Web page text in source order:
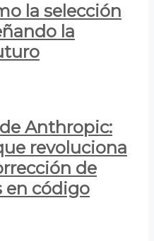
la selección
la
Anthropic:
revoluciona
de
en código